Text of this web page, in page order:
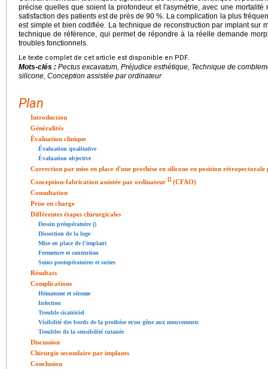
précise quelles que soient la profondeur et l'asymétrie, avec une
satisfaction des patients est de près de 90 %. La complication la plus
est simple et bien codifiée. La technique de reconstruction par implant sur
technique de référence, qui permet de répondre à la réelle demande
troubles fonctionnels.
Le texte complet de cet article est disponible en PDF.
Mots-clés : Pectus excavatum, Préjudice esthétique, Technique de
silicone, Conception assistée par ordinateur
Plan
Introduction
Généralités
Évaluation clinique
Évaluation qualitative
Évaluation objective
Correction par mise en place d'une prothèse en silicone en position rétropectorale
Conception-fabrication assistée par ordinateur [] (CFAO)
Consultation
Prise en charge
Différentes étapes chirurgicales
Dessin préopératoire ()
Dissection de la loge
Mise en place de l'implant
Fermeture et contention
Soins postopératoires et suites
Résultats
Complications
Hématome et sérome
Infection
Trouble cicatriciel
Visibilité des bords de la prothèse et/ou gêne aux mouvements
Troubles de la sensibilité cutanée
Discussion
Chirurgie secondaire par implants
Conclusion